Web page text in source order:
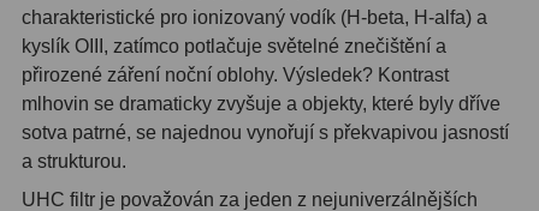
Planetární6
Proti světelnému znečištění6
Barevné66
charakteristické pro ionizovaný vodík (H-beta, H-alfa) a
kyslík OIII, zatímco potlačuje světelné znečištění a
přirozené záření noční oblohy. Výsledek? Kontrast
mlhovin se dramaticky zvyšuje a objekty, které byly dříve
sotva patrné, se najednou vynořují s překvapivou jasností
a strukturou.
UHC filtr je považován za jeden z nejuniverzálnějších